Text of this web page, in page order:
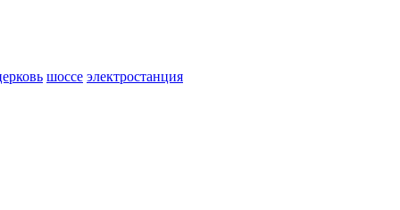
шоссе электростанция